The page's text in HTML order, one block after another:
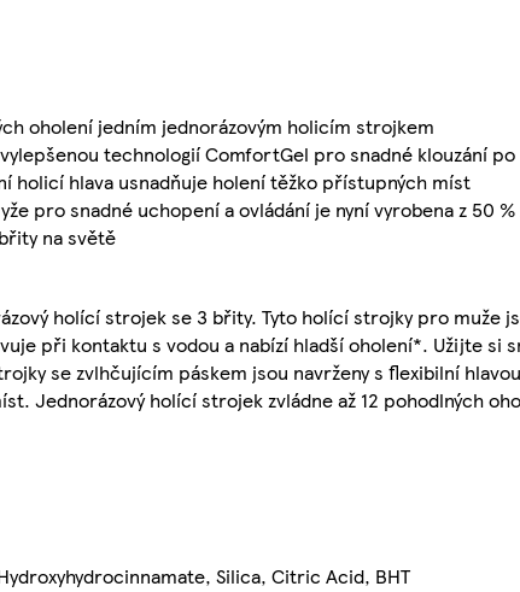
oholení jedním jednorázovým holicím strojkem
technologií ComfortGel pro snadné klouzání
holicí hlava usnadňuje holení těžko přístupných míst
pro snadné uchopení a ovládání je nyní vyrobena z 50
na světě
holící strojek se 3 břity. Tyto holící strojky pro muže
při kontaktu s vodou a nabízí hladší oholení*. Užijte si
se zvlhčujícím páskem jsou navrženy s flexibilní
Jednorázový holící strojek zvládne až 12 pohodlných
Silica, Citric Acid, BHT